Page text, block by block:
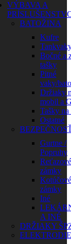
VÝBAVA A
BATOŽINA
Kufre
Bočné a
tašky
Pitné
vaky/
Držiaky
mobil a
Tašky na
Ostatné
Gurtne /
Popruhy
Reťazové
zámky
Kotúčové
zámky
Iné
A INÉ
DRŽIAKY